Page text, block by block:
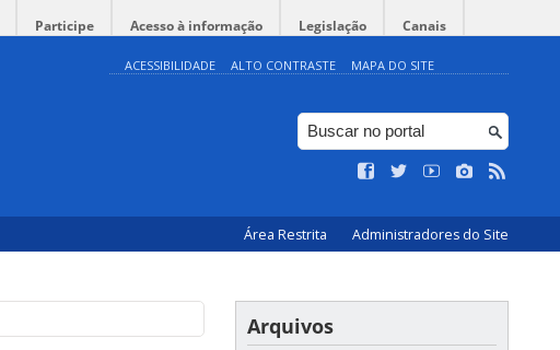
Participe Acesso à informação Legislação Canais
ACESSIBILIDADE ALTO CONTRASTE MAPA DO SITE
Área Restrita Administradores do Site
Arquivos